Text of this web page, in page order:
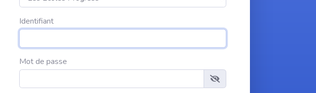
Identifiant
Mot de passe